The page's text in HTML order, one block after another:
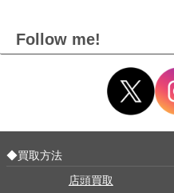
Follow me!
◆買取方法
店頭買取